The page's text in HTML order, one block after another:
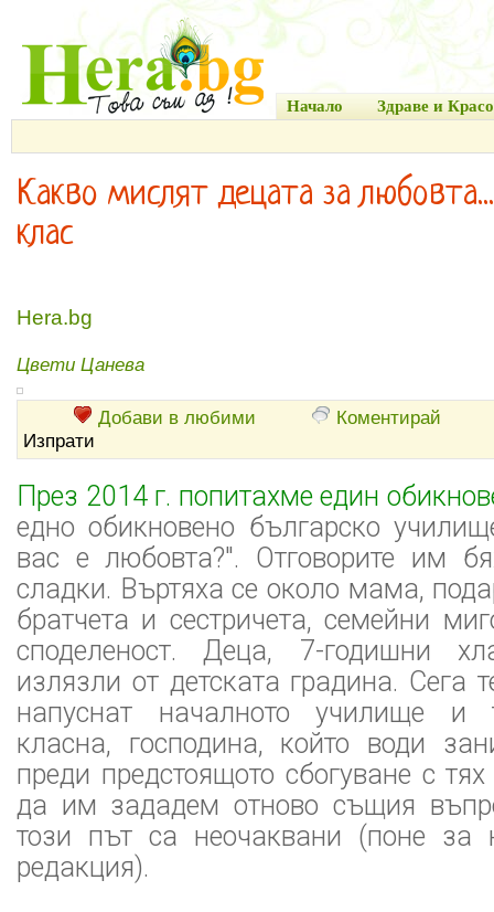
Начало Здраве и
Какво мислят децата за
клас
Hera.bg
Цвети Цанева
Добави в любими
Коментирай
Изпрати
През 2014 г. попитахме един
едно обикновено българско
вас е любовта?". Отговорите им
сладки. Въртяха се около мама,
братчета и сестричета, семейни
споделеност. Деца, 7-годишни
излязли от детската градина. Сега
напуснат началното училище и
класна, господина, който води
преди предстоящото сбогуване с
да им зададем отново същия
този път са неочаквани (поне за
редакция).